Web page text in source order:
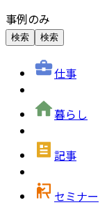
事例のみ
検索 検索
仕事
暮らし
記事
セミナー